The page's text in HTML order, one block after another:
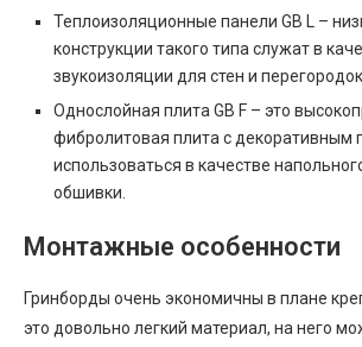
Теплоизоляционные панели GB L –
конструкции такого типа служат в
звукоизоляции для стен и перегородок.
Однослойная плита GB F – это
фибролитовая плита с
использоваться в качестве
обшивки.
Монтажные особенности
Гринборды очень экономичны в плане
это довольно легкий материал, на него